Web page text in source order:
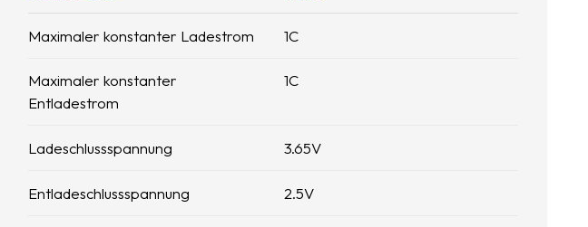
Maximaler konstanter Ladestrom 1C
Maximaler konstanter
Entladestrom
1C
Ladeschlussspannung 3.65V
Entladeschlussspannung 2.5V